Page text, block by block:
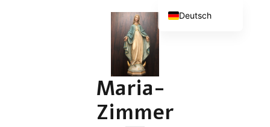
Maria-
Zimmer
Deutsch